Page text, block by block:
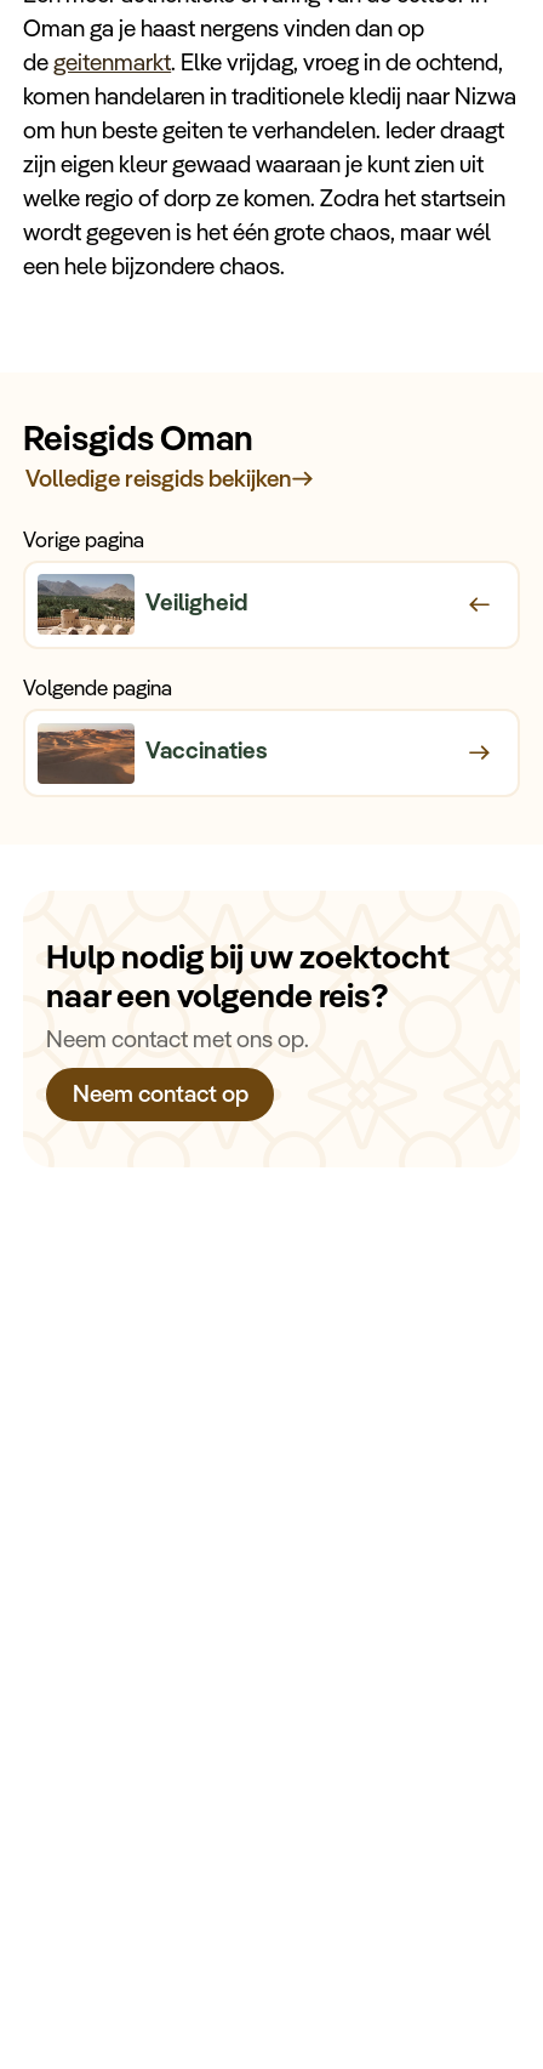
Oman ga je haast nergens vinden dan op
degeitenmarkt. Elke vrijdag, vroeg in de ochtend,
komen handelaren in traditionele kledij naar Nizwa
om hun beste geiten te verhandelen. Ieder draagt
zijn eigen kleur gewaad waaraan je kunt zien uit
welke regio of dorp ze komen. Zodra het startsein
wordt gegeven is het één grote chaos, maar wél
een hele bijzondere chaos.
Reisgids Oman
Volledige reisgids bekijken
Vorige pagina
Veiligheid
Volgende pagina
Vaccinaties
Hulp nodig bij uw zoektocht
naar een volgende reis?
Neem contact met ons op.
Neem contact op